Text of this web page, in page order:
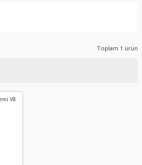
Toplam 1 ürün